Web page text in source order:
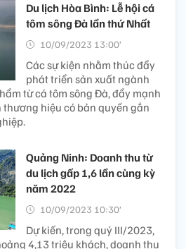
Du lịch Hòa Bình: Lễ hội cá
tôm sông Đà lần thứ Nhất
10/09/2023 13:00’
Các sự kiện nhằm thúc đẩy
phát triển sản xuất ngành
từ cá tôm sông Đà, đẩy mạnh
hiệu có bản quyền gắn
Quảng Ninh: Doanh thu từ
du lịch gấp 1,6 lần cùng kỳ
năm 2022
10/09/2023 10:30’
Dự kiến, trong quý III/2023,
4,13 triệu khách, doanh thu